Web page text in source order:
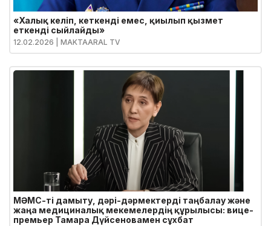
«Халық келіп, кеткенді емес, қиылып қызмет
еткенді сыйлайды»
12.02.2026 | MAKTAARAL TV
МӘМС-ті дамыту, дәрі-дәрмектерді таңбалау және
жаңа медициналық мекемелердің құрылысы: вице-
премьер Тамара Дүйсеновамен сұхбат